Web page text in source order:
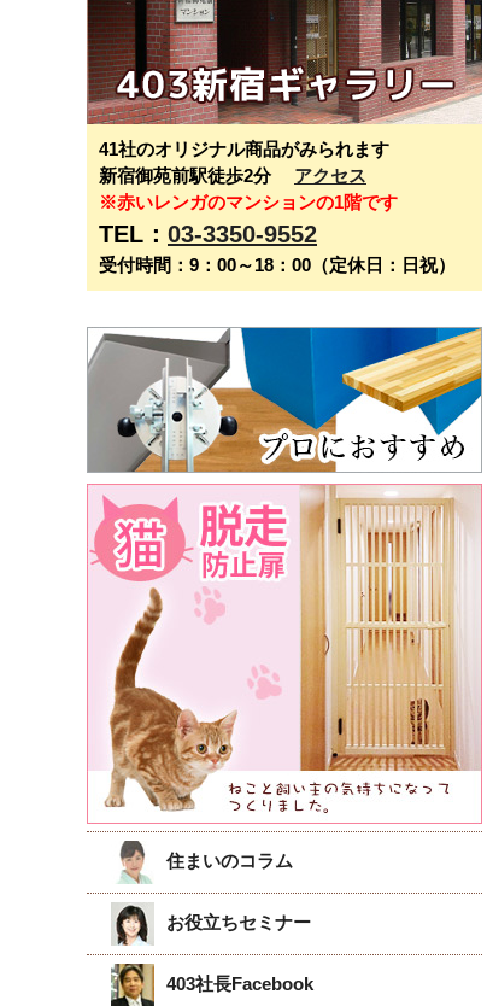
41社のオリジナル商品がみられます
新宿御苑前駅徒歩2分 アクセス
※赤いレンガのマンションの1階です
TEL： 03-3350-9552
受付時間：9：00～18：00（定休日：日祝）
住まいのコラム
お役立ちセミナー
403社長Facebook